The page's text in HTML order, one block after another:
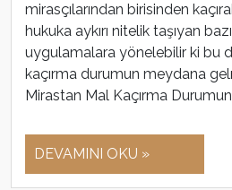
mirasçılarından birisinden
hukuka aykırı nitelik taşıyan
uygulamalara yönelebilir ki bu
kaçırma durumun meydana
Mirastan Mal Kaçırma
DEVAMINI OKU »